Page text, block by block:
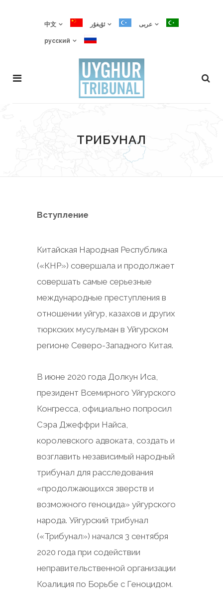
中文 ئۇيغۇر عربى
русский
ТРИБУНАЛ
Вступление
Китайская Народная Республика
(«КНР») совершала и продолжает
совершать самые серьезные
международные преступления в
отношении уйгур, казахов и других
тюркских мусульман в Уйгурском
регионе Северо-Западного Китая.
В июне 2020 года Долкун Иса,
президент Всемирного Уйгурского
Конгресса, официально попросил
Сэра Джеффри Найса,
королевского адвоката, создать и
возглавить независимый народный
трибунал для расследования
«продолжающихся зверств и
возможного геноцида» уйгурского
народа. Уйгурский трибунал
(«Трибунал») начался 3 сентября
2020 года при содействии
неправительственной организации
Коалиция по Борьбе с Геноцидом.